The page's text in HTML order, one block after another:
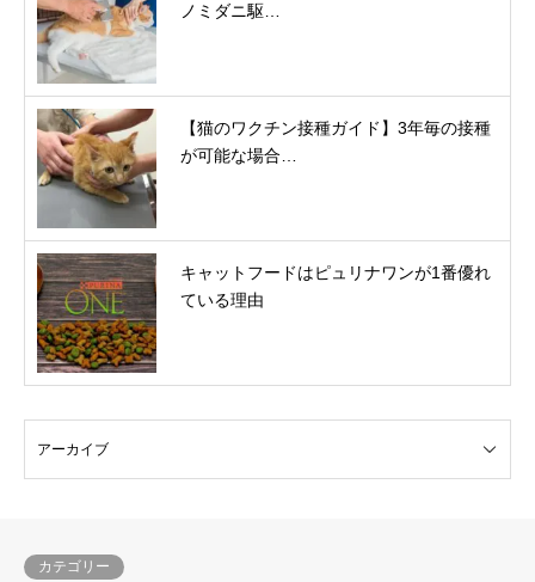
ノミダニ駆…
【猫のワクチン接種ガイド】3年毎の接種
が可能な場合…
キャットフードはピュリナワンが1番優れ
ている理由
カテゴリー